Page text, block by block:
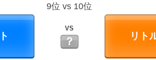
9位 vs 10位
VS
？